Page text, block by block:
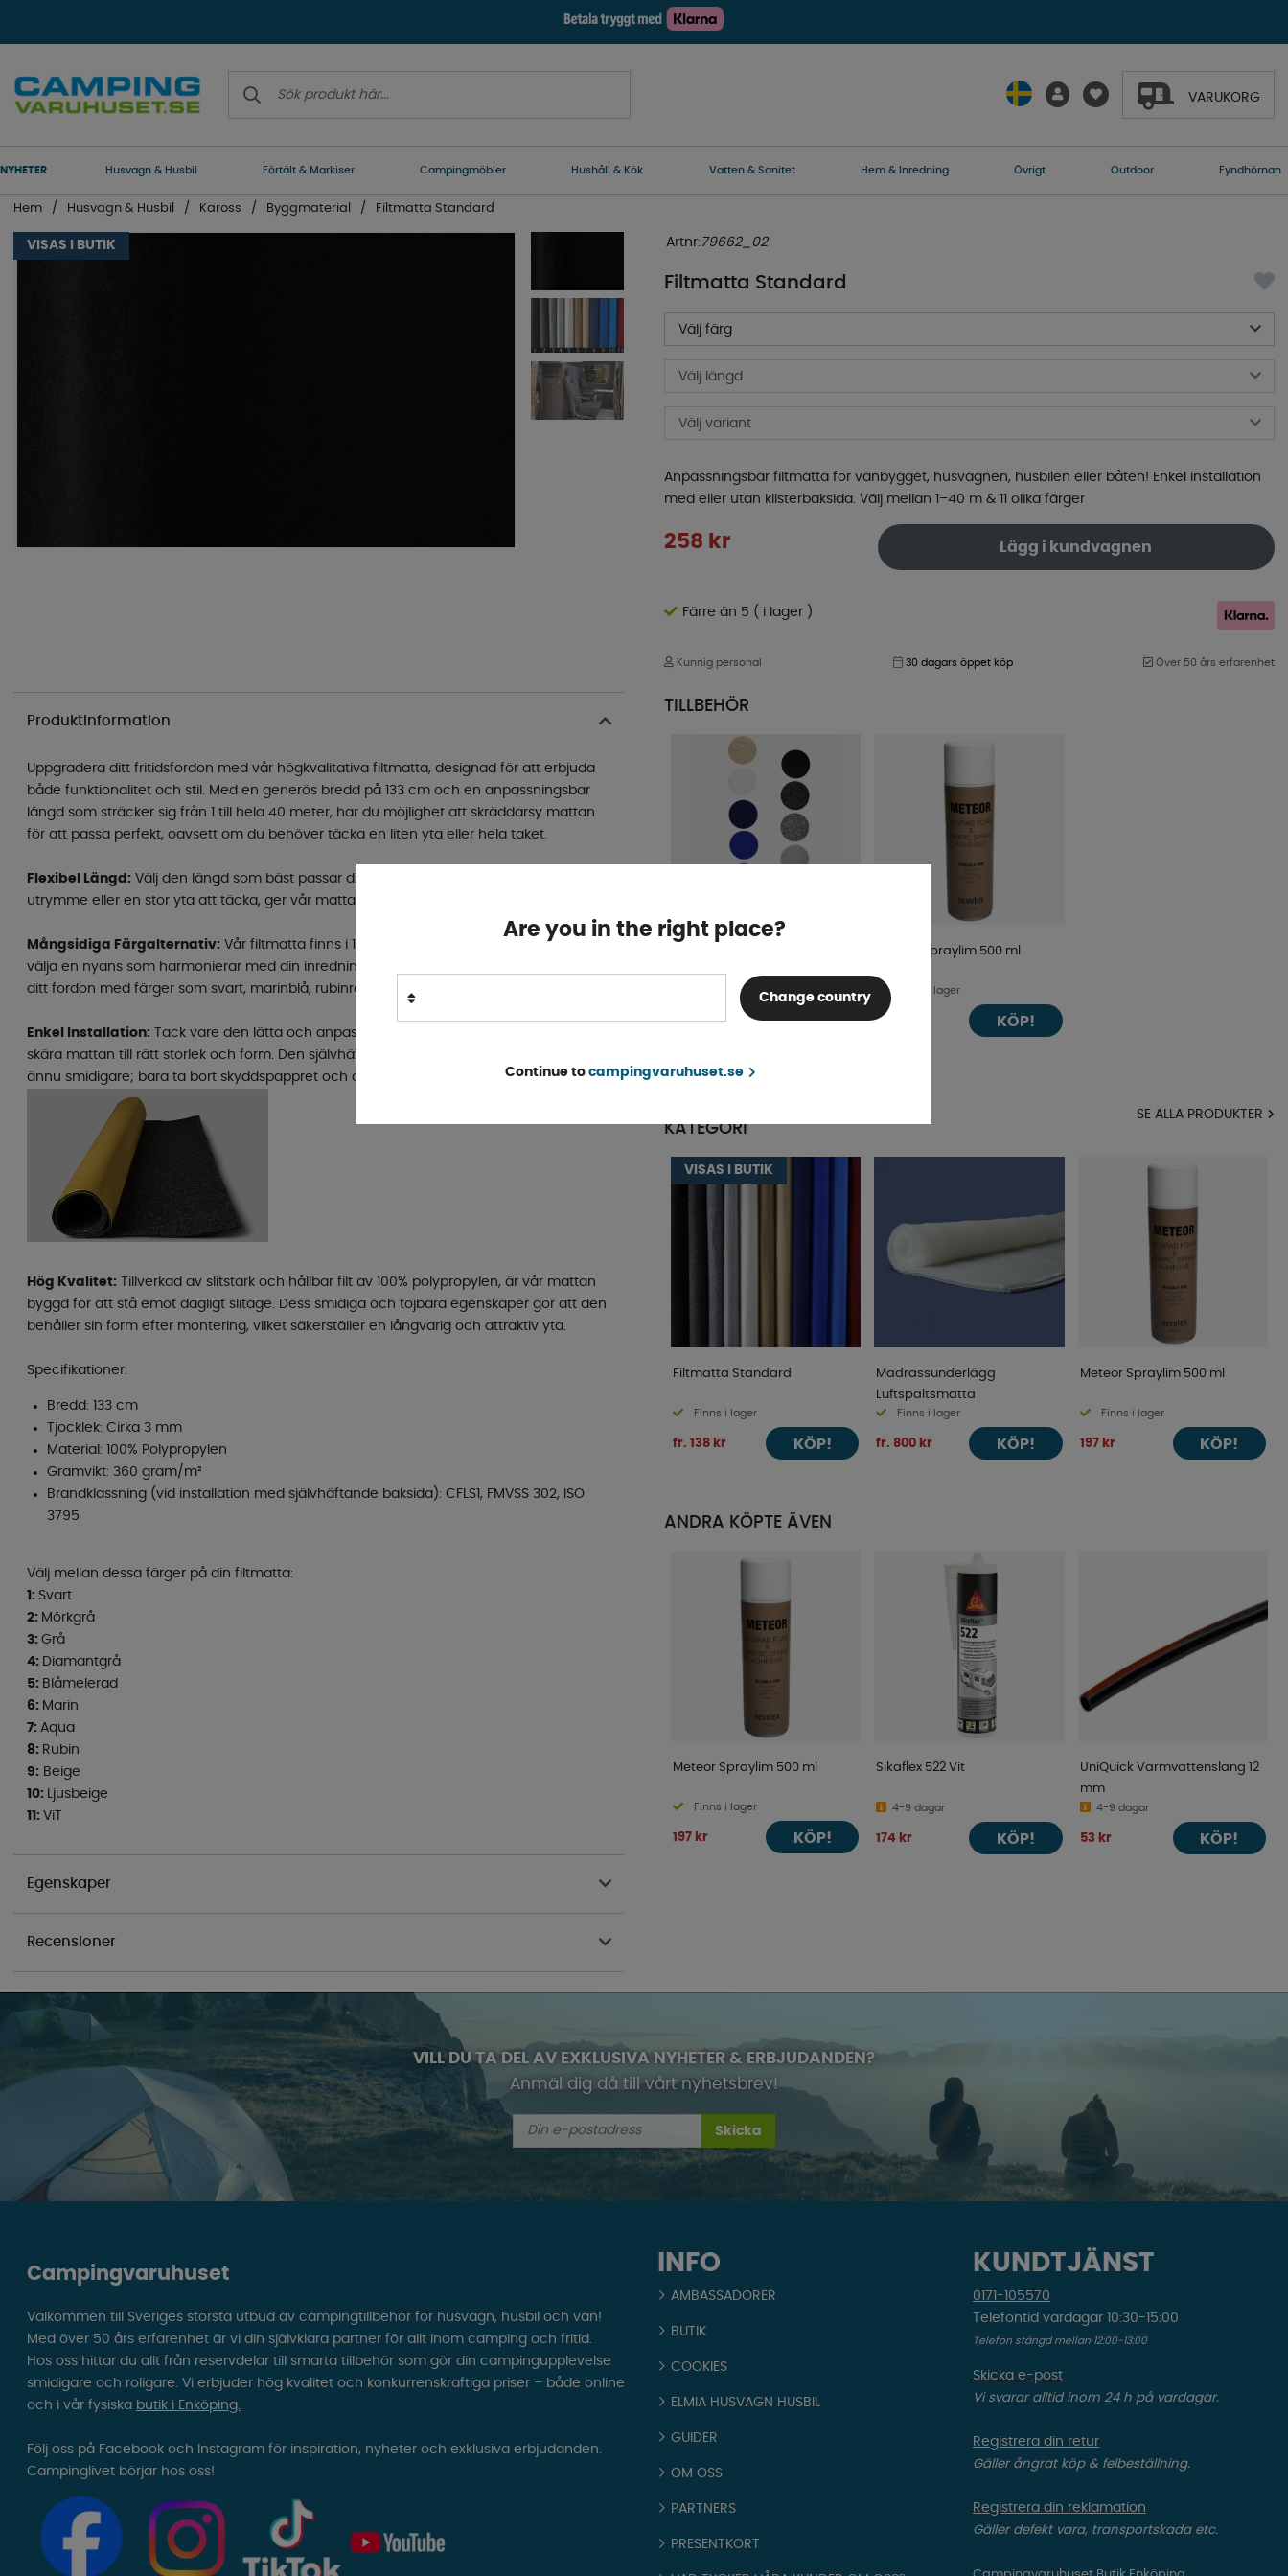
VARUKORG
NYHETER Husvagn & Husbil Förtält & Markiser Campingmöbler Hushåll & Kök Vatten & Sanitet Hem & Inredning Övrigt Outdoor Fyndhörnan
Hem Husvagn & Husbil Kaross Byggmaterial Filtmatta Standard
VISAS I BUTIK Artnr: 79662_02
Filtmatta Standard
Välj färg
Välj längd
Välj variant
Anpassningsbar filtmatta för vanbygget, husvagnen, husbilen eller båten! Enkel installation
med eller utan klisterbaksida. Välj mellan 1–40 m & 11 olika färger
258 kr Lägg i kundvagnen
Färre än 5 ( i lager )
Kunnig personal 30 dagars öppet köp Över 50 års erfarenhet
Produktinformation
Uppgradera ditt fritidsfordon med vår högkvalitativa filtmatta, designad för att erbjuda
både funktionalitet och stil. Med en generös bredd på 133 cm och en anpassningsbar
längd som sträcker sig från 1 till hela 40 meter, har du möjlighet att skräddarsy mattan
för att passa perfekt, oavsett om du behöver täcka en liten yta eller hela taket.
Flexibel Längd: Välj den längd som bäst passar dina behov. Oavsett om du har ett litet
utrymme eller en stor yta att täcka, ger vår mattan dig den flexibilitet du behöver.
Mångsidiga Färgalternativ: Vår filtmatta finns i 11 stiliga färger, vilket gör att du kan
välja en nyans som harmonierar med din inredning. Skapa en atmosfär av lugn och stil i
ditt fordon med färger som svart, marinblå, rubinröd och många fler.
Enkel Installation: Tack vare den lätta och anpassningsbara designen kan du enkelt
skära mattan till rätt storlek och form. Den självhäftande varianten gör installationen
ännu smidigare; bara ta bort skyddspappret och applicera direkt på önskad yta.
Hög Kvalitet: Tillverkad av slitstark och hållbar filt av 100% polypropylen, är vår mattan
byggd för att stå emot dagligt slitage. Dess smidiga och töjbara egenskaper gör att den
behåller sin form efter montering, vilket säkerställer en långvarig och attraktiv yta.
Specifikationer:
Bredd: 133 cm
Tjocklek: Cirka 3 mm
Material: 100% Polypropylen
Gramvikt: 360 gram/m²
Brandklassning (vid installation med självhäftande baksida): CFLS1, FMVSS 302, ISO
3795
Välj mellan dessa färger på din filtmatta:
1: Svart
2: Mörkgrå
3: Grå
4: Diamantgrå
5: Blåmelerad
6: Marin
7: Aqua
8: Rubin
9: Beige
10:
Ljusbeige
11: ViT
Egenskaper
Recensioner
TILLBEHÖR
Finns i lager
5 kr KÖP!
Meteor Spraylim 500 ml
Finns i lager
197 kr KÖP!
KATEGORI
SE ALLA PRODUKTER
VISAS I BUTIK
Filtmatta Standard
Finns i lager
fr. 138 kr KÖP!
Madrassunderlägg
Luftspaltsmatta
Finns i lager
fr. 800 kr KÖP!
Meteor Spraylim 500 ml
Finns i lager
197 kr KÖP!
ANDRA KÖPTE ÄVEN
Meteor Spraylim 500 ml
Finns i lager
197 kr KÖP!
Sikaflex 522 Vit
4-9 dagar
174 kr KÖP!
UniQuick Varmvattenslang 12
mm
4-9 dagar
53 kr KÖP!
Are you in the right place?
Change country
Continue to campingvaruhuset.se
VILL DU TA DEL AV EXKLUSIVA NYHETER & ERBJUDANDEN?
Anmäl dig då till vårt nyhetsbrev!
Skicka
INFO
AMBASSADÖRER
BUTIK
COOKIES
ELMIA HUSVAGN HUSBIL
GUIDER
OM OSS
PARTNERS
PRESENTKORT
KUNDTJÄNST
0171-105570
Telefontid vardagar 10:30-15:00
Telefon stängd mellan 12:00-13:00
Skicka e-post
Vi svarar alltid inom 24 h på vardagar.
Registrera din retur
Gäller ångrat köp & felbeställning.
Registrera din reklamation
Gäller defekt vara, transportskada etc.
Campingvaruhuset
Välkommen till Sveriges största utbud av campingtillbehör för husvagn, husbil och van!
Med över 50 års erfarenhet är vi din självklara partner för allt inom camping och fritid.
Hos oss hittar du allt från reservdelar till smarta tillbehör som gör din campingupplevelse
smidigare och roligare. Vi erbjuder hög kvalitet och konkurrenskraftiga priser – både online
och i vår fysiska butik i Enköping.
Följ oss på Facebook och Instagram för inspiration, nyheter och exklusiva erbjudanden.
Campinglivet börjar hos oss!